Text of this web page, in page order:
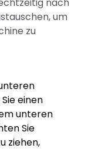
nach
um
zu
einen
unteren
Sie
ziehen,